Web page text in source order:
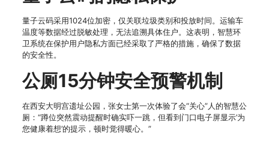
量子云码采用1024位加密，仅关联垃圾类别和投放时间。运输车
温度等数据经过脱敏处理，无法追溯具体住户。这表明，智慧环
卫系统在保护用户隐私方面已经采取了严格的措施，确保了数据
的安全性。
公厕15分钟安全预警机制
在西安大明宫遗址公园，张女士第一次体验了会“关心”人的智慧公
厕：“蹲位突然震动提醒时确实吓一跳，但看到门口电子屏显示’为
您健康着想’的提示，顿时觉得暖心。”